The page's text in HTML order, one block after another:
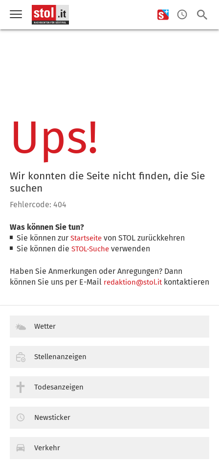
Ups!
Wir konnten die Seite nicht finden, die Sie
suchen
Fehlercode: 404
Was können Sie tun?
Sie können zurStartseite von STOL zurückkehren
Sie können dieSTOL-Suche verwenden
Haben Sie Anmerkungen oder Anregungen? Dann
können Sie uns per E-Mail redaktion@stol.itkontaktieren
Wetter
Stellenanzeigen
Todesanzeigen
Newsticker
Verkehr